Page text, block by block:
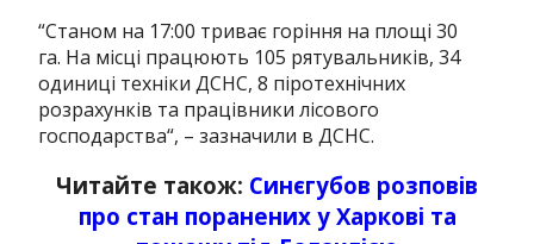
“Станом на 17:00 триває горіння на площі 30
га. На місці працюють 105 рятувальників, 34
одиниці техніки ДСНС, 8 піротехнічних
розрахунків та працівники лісового
господарства“, – зазначили в ДСНС.
Читайте також: Синєгубов розповів
про стан поранених у Харкові та